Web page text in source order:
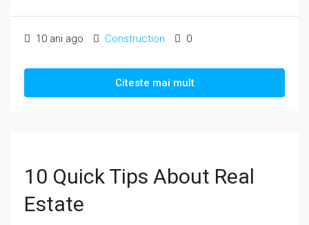
10 ani ago Construction 0
Citeste mai mult
10 Quick Tips About Real
Estate